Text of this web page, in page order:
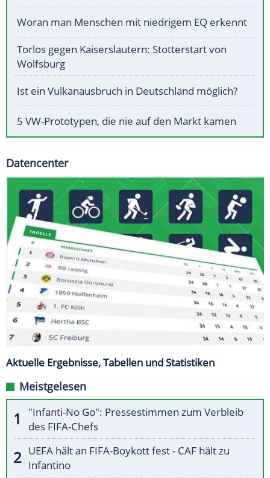
Woran man Menschen mit niedrigem EQ erkennt
Torlos gegen Kaiserslautern: Stotterstart von
Wolfsburg
Ist ein Vulkanausbruch in Deutschland möglich?
5 VW-Prototypen, die nie auf den Markt kamen
Datencenter
Aktuelle Ergebnisse, Tabellen und Statistiken
Meistgelesen
"Infanti-No Go": Pressestimmen zum Verbleib
des FIFA-Chefs
UEFA hält an FIFA-Boykott fest - CAF hält zu
Infantino